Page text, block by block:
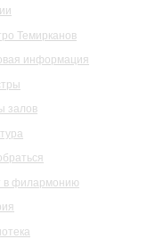
Темирканов
информация
залов
в филармонию